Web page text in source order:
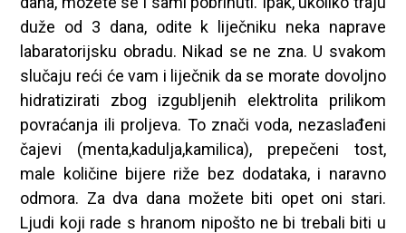
duže od 3 dana, odite k liječniku neka naprave
labaratorijsku obradu. Nikad se ne zna. U svakom
slučaju reći će vam i liječnik da se morate dovoljno
hidratizirati zbog izgubljenih elektrolita prilikom
povraćanja ili proljeva. To znači voda, nezaslađeni
čajevi (menta,kadulja,kamilica), prepečeni tost,
male količine bijere riže bez dodataka, i naravno
odmora. Za dva dana možete biti opet oni stari.
Ljudi koji rade s hranom nipošto ne bi trebali biti u